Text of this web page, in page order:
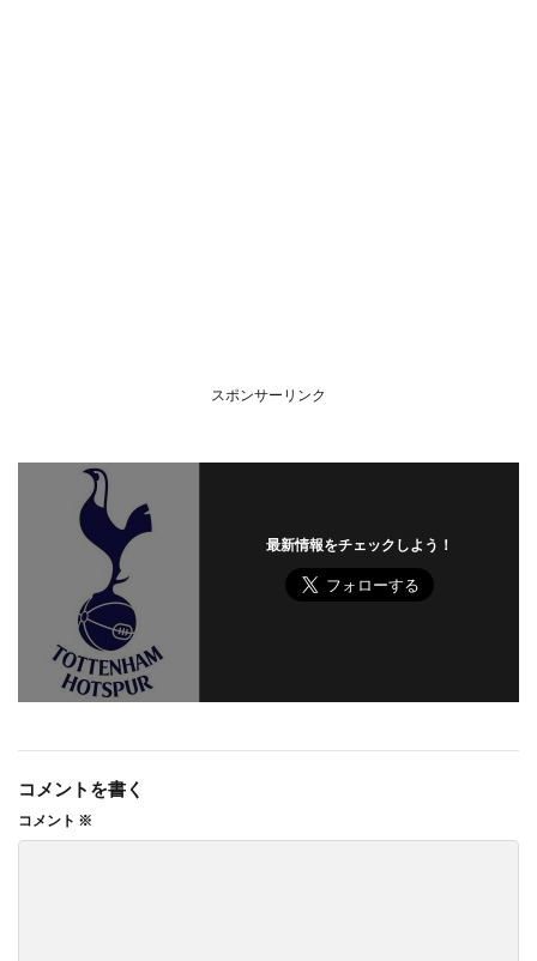
スポンサーリンク
最新情報をチェックしよう！
コメントを書く
コメント ※